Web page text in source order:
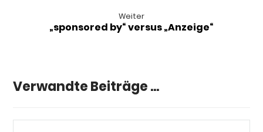
Weiter
„sponsored by“ versus „Anzeige“
Verwandte Beiträge ...